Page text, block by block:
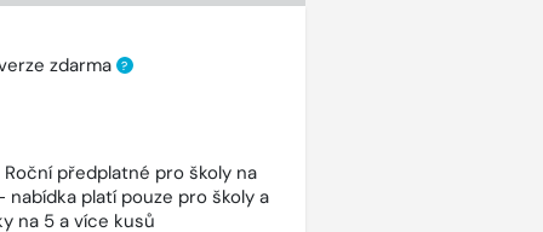
zdarma ?
předplatné pro školy na
nabídka platí pouze pro školy a
na 5 a více kusů